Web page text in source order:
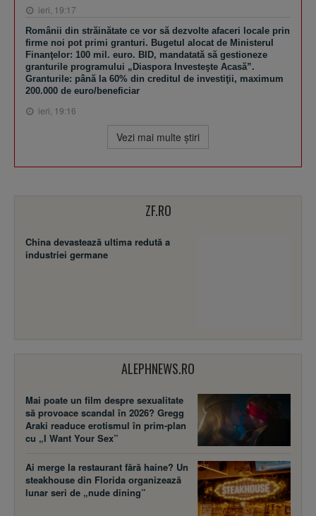
ieri, 19:17
Românii din străinătate ce vor să dezvolte afaceri locale prin
firme noi pot primi granturi. Bugetul alocat de Ministerul
Finanţelor: 100 mil. euro. BID, mandatată să gestioneze
granturile programului „Diaspora Investeşte Acasă”.
Granturile: până la 60% din creditul de investiţii, maximum
200.000 de euro/beneficiar
ieri, 19:16
Vezi mai multe ştiri
ZF.RO
China devastează ultima redută a
industriei germane
ALEPHNEWS.RO
Mai poate un film despre sexualitate
să provoace scandal în 2026? Gregg
Araki readuce erotismul în prim-plan
cu „I Want Your Sex”
Ai merge la restaurant fără haine? Un
steakhouse din Florida organizează
lunar seri de „nude dining”